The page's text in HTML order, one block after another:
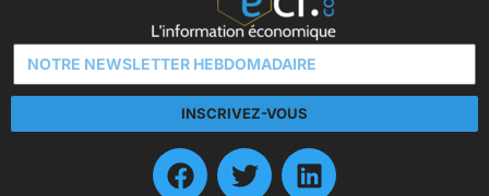
INSCRIVEZ-VOUS